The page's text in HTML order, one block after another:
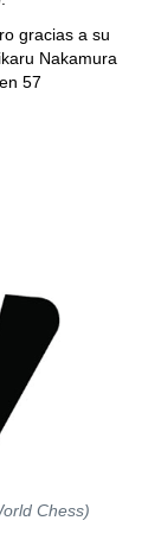
gracias a su
Nakamura
57
Chess)